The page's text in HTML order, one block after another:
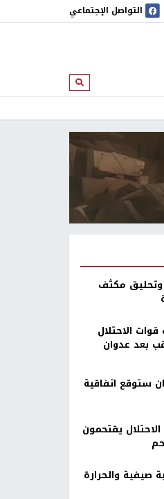
التواصل الإجتماعي
ابحث
وتحليق مكثف
الاحتلال
بعد عدوان
ستوقع اتفاقية
يقتحمون
صيفية والحرارة